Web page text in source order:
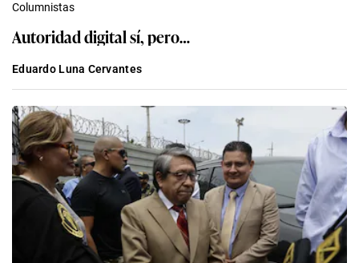
Columnistas
Autoridad digital sí, pero…
Eduardo Luna Cervantes